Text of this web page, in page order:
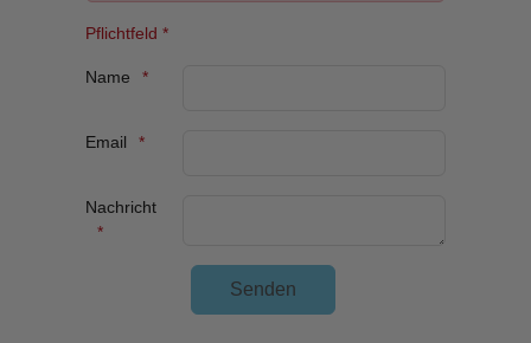
Pflichtfeld *
Name
Email
Nachricht
Unsichtbares Google Recaptcha